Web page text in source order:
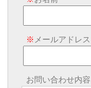
※ メールアドレス
お問い合わせ内容